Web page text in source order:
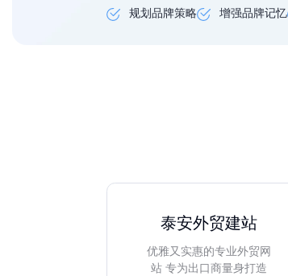
规划品牌策略 增强品牌记忆
泰安外贸建站
优雅又实惠的专业外贸网
站 专为出口商量身打造